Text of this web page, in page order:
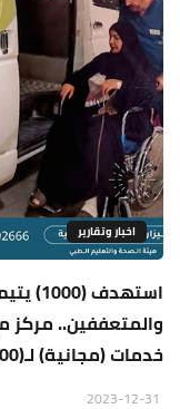
اخبار وتقارير
والمتعففين.. مركز
خدمات (مجانية) لـ(64000) مستفيد في (2023)